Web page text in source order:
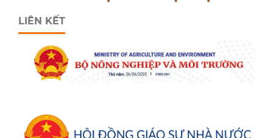
LIÊN KẾT